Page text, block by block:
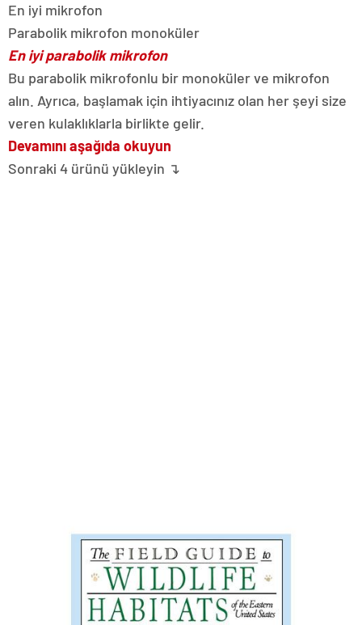
En iyi mikrofon
Parabolik mikrofon monoküler
En iyi parabolik mikrofon
Bu parabolik mikrofonlu bir monoküler ve mikrofon
alın. Ayrıca, başlamak için ihtiyacınız olan her şeyi size
veren kulaklıklarla birlikte gelir.
Devamını aşağıda okuyun
Sonraki 4 ürünü yükleyin ↴